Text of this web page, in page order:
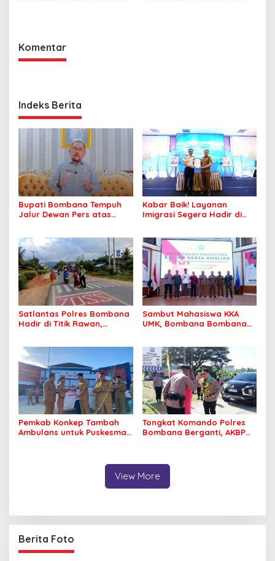
Komentar
Indeks Berita
Bupati Bombana Tempuh
Jalur Dewan Pers atas
Kabar Baik! Layanan
Imigrasi Segera Hadir di
Satlantas Polres Bombana
Hadir di Titik Rawan,
Sambut Mahasiswa KKA
UMK, Bombana Bombana
Pemkab Konkep Tambah
Ambulans untuk Puskesmas
Tongkat Komando Polres
Bombana Berganti, AKBP
View More
Berita Foto